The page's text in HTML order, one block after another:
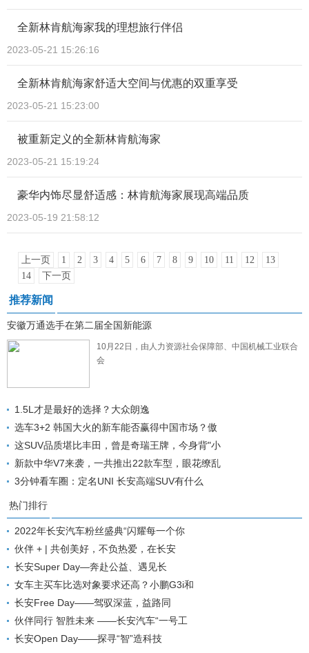
全新林肯航海家我的理想旅行伴侣
2023-05-21 15:26:16
全新林肯航海家舒适大空间与优惠的双重享受
2023-05-21 15:23:00
被重新定义的全新林肯航海家
2023-05-21 15:19:24
豪华内饰尽显舒适感：林肯航海家展现高端品质
2023-05-19 21:58:12
上一页 1 2 3 4 5 6 7 8 9 10 11 12
13
14
下一页
推荐新闻
安徽万通选手在第二届全国新能源
10月22日，由人力资源社会保障部、中国机械工业联合
会
1.5L才是最好的选择？大众朗逸
选车3+2 韩国大火的新车能否赢得中国市场？傲
这SUV品质堪比丰田，曾是奇瑞王牌，今身背"小
新款中华V7来袭，一共推出22款车型，眼花缭乱
3分钟看车圈：定名UNI 长安高端SUV有什么
热门排行
2022年长安汽车粉丝盛典“闪耀每一个你
伙伴 + | 共创美好，不负热爱，在长安
长安Super Day—奔赴公益、遇见长
女车主买车比选对象要求还高？小鹏G3i和
长安Free Day——驾驭深蓝，益路同
伙伴同行 智胜未来 ——长安汽车“一号工
长安Open Day——探寻“智”造科技